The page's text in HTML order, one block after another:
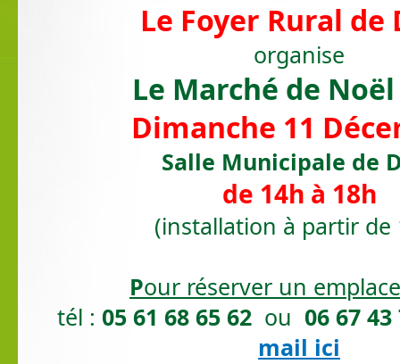
Le Foyer Rural de
organise
Le Marché de Noël
Dimanche 11
Salle Municipale de
de 14h à 18h
(installation à partir de
Pour réserver un
tél : 05 61 68 65 62ou 06 67 43
mail ici